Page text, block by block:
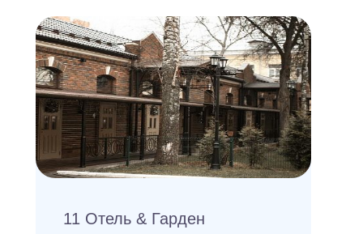
11 Отель & Гарден